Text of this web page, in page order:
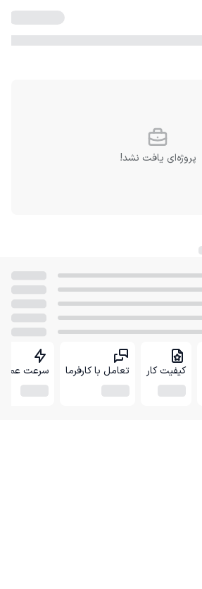
پروژه‌ای یافت نشد!
کیفیت کار تعامل با کارفرما سرعت عمل